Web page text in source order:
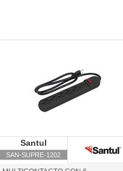
Santul
SAN-SUPRE-1202